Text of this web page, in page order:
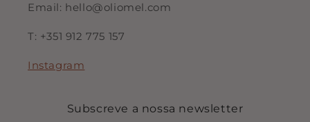
Email: hello@oliomel.com
T: +351 912 775 157
Instagram
Subscreve a nossa newsletter